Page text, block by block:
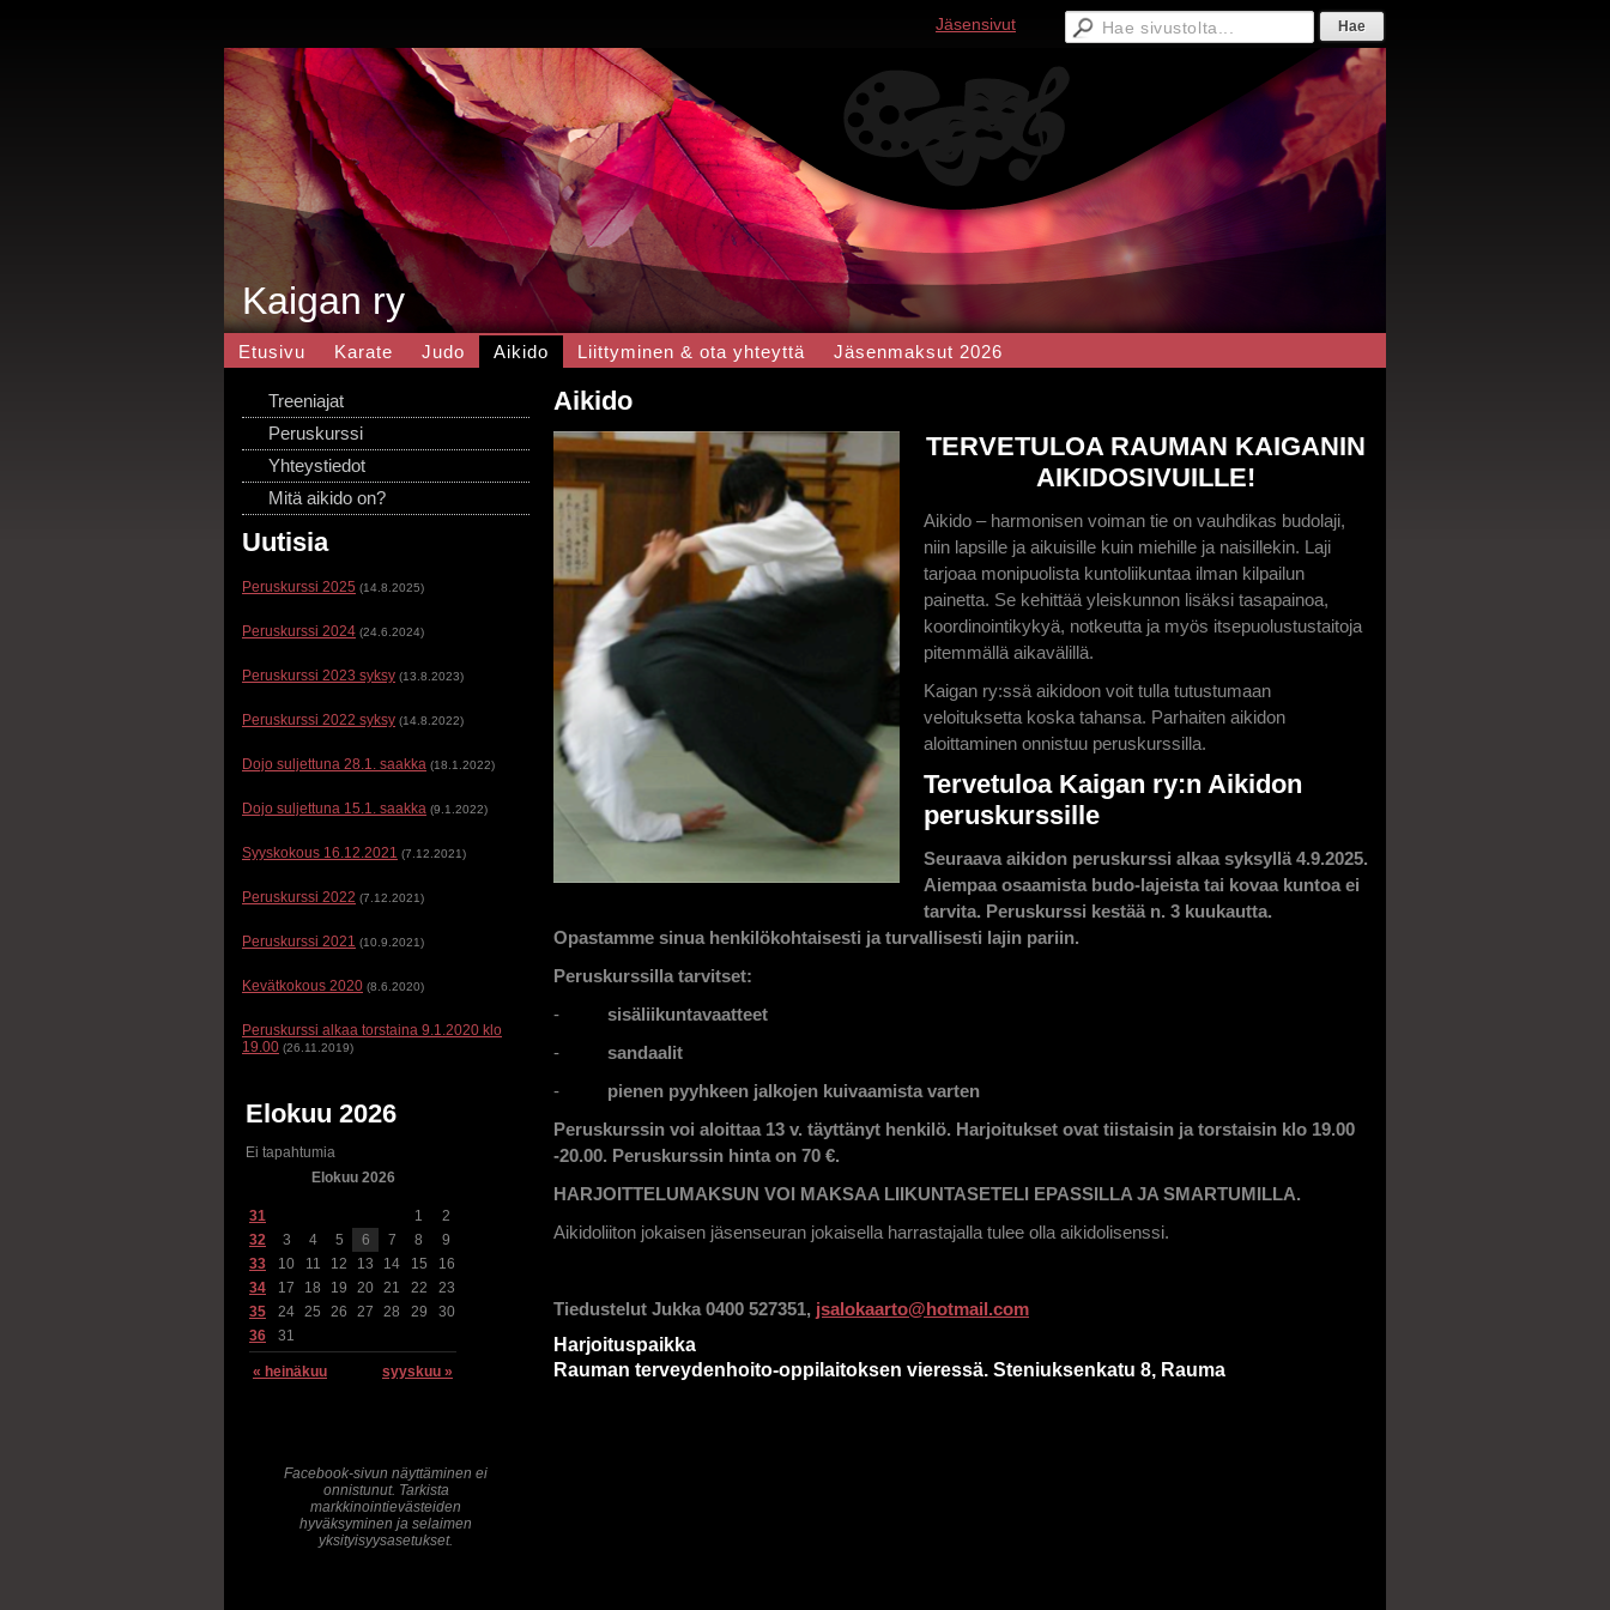
Jäsensivut
Kaigan ry
Etusivu Karate Judo Aikido Liittyminen & ota yhteyttä Jäsenmaksut 2026
Aikido
TERVETULOA RAUMAN KAIGANIN
AIKIDOSIVUILLE!
Aikido – harmonisen voiman tie on vauhdikas budolaji,
niin lapsille ja aikuisille kuin miehille ja naisillekin. Laji
tarjoaa monipuolista kuntoliikuntaa ilman kilpailun
painetta. Se kehittää yleiskunnon lisäksi tasapainoa,
koordinointikykyä, notkeutta ja myös itsepuolustustaitoja
pitemmällä aikavälillä.
Kaigan ry:ssä aikidoon voit tulla tutustumaan
veloituksetta koska tahansa. Parhaiten aikidon
aloittaminen onnistuu peruskurssilla.
Tervetuloa Kaigan ry:n Aikidon
peruskurssille
Seuraava aikidon peruskurssi alkaa syksyllä 4.9.2025.
Aiempaa osaamista budo-lajeista tai kovaa kuntoa ei
tarvita. Peruskurssi kestää n. 3 kuukautta.
Opastamme sinua henkilökohtaisesti ja turvallisesti lajin pariin.
Peruskurssilla tarvitset:
- sisäliikuntavaatteet
- sandaalit
- pienen pyyhkeen jalkojen kuivaamista varten
Peruskurssin voi aloittaa 13 v. täyttänyt henkilö. Harjoitukset ovat tiistaisin ja torstaisin klo 19.00
-20.00. Peruskurssin hinta on 70 €.
HARJOITTELUMAKSUN VOI MAKSAA LIIKUNTASETELI EPASSILLA JA SMARTUMILLA.
Aikidoliiton jokaisen jäsenseuran jokaisella harrastajalla tulee olla aikidolisenssi.
Tiedustelut Jukka 0400 527351, jsalokaarto@hotmail.com
Harjoituspaikka
Rauman terveydenhoito-oppilaitoksen vieressä. Steniuksenkatu 8, Rauma
Treeniajat
Peruskurssi
Yhteystiedot
Mitä aikido on?
Uutisia
Peruskurssi 2025 (14.8.2025)
Peruskurssi 2024 (24.6.2024)
Peruskurssi 2023 syksy (13.8.2023)
Peruskurssi 2022 syksy (14.8.2022)
Dojo suljettuna 28.1. saakka (18.1.2022)
Dojo suljettuna 15.1. saakka (9.1.2022)
Syyskokous 16.12.2021 (7.12.2021)
Peruskurssi 2022 (7.12.2021)
Peruskurssi 2021 (10.9.2021)
Kevätkokous 2020 (8.6.2020)
Peruskurssi alkaa torstaina 9.1.2020 klo
19.00 (26.11.2019)
Elokuu 2026
Ei tapahtumia
Elokuu 2026
31 1
2
32
3 4 5 6 7 8
9
33
10 11 12 13 14 15
16
34
17 18 19 20 21 22
23
35
24 25 26 27 28 29
30
36
31
« heinäkuu syyskuu »
Facebook-sivun näyttäminen ei
onnistunut. Tarkista
markkinointievästeiden
hyväksyminen ja selaimen
yksityisyysasetukset.